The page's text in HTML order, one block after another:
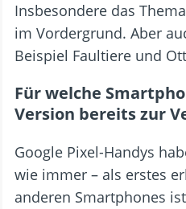
Insbesondere das
im Vordergrund. Aber
Beispiel Faultiere und
Für welche
Version bereits zur
Google Pixel-Handys
wie immer – als erstes
anderen Smartphones